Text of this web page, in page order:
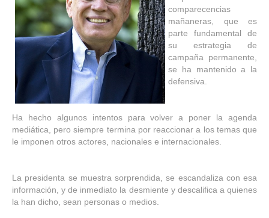
comparecencias
mañaneras, que es
parte fundamental de
su estrategia de
campaña permanente,
se ha mantenido a la
defensiva.
Ha hecho algunos intentos para volver a poner la agenda
mediática, pero siempre termina por reaccionar a los temas que
le imponen otros actores, nacionales e internacionales.
La presidenta se muestra sorprendida, se escandaliza con esa
información, y de inmediato la desmiente y descalifica a quienes
la han dicho, sean personas o medios.